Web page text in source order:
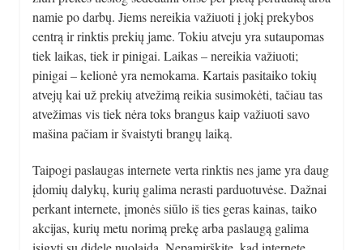
namie po darbų. Jiems nereikia važiuoti į jokį prekybos
centrą ir rinktis prekių jame. Tokiu atveju yra sutaupomas
tiek laikas, tiek ir pinigai. Laikas – nereikia važiuoti;
pinigai – kelionė yra nemokama. Kartais pasitaiko tokių
atvejų kai už prekių atvežimą reikia susimokėti, tačiau tas
atvežimas vis tiek nėra toks brangus kaip važiuoti savo
mašina pačiam ir švaistyti brangų laiką.
Taipogi paslaugas internete verta rinktis nes jame yra daug
įdomių dalykų, kurių galima nerasti parduotuvėse. Dažnai
perkant internete, įmonės siūlo iš ties geras kainas, taiko
akcijas, kurių metu norimą prekę arba paslaugą galima